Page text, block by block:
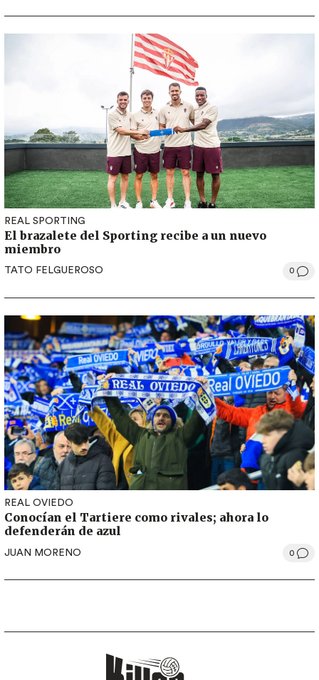
REAL SPORTING
El brazalete del Sporting recibe a un nuevo
miembro
TATO FELGUEROSO 0
REAL OVIEDO
Conocían el Tartiere como rivales; ahora lo
defenderán de azul
JUAN MORENO 0